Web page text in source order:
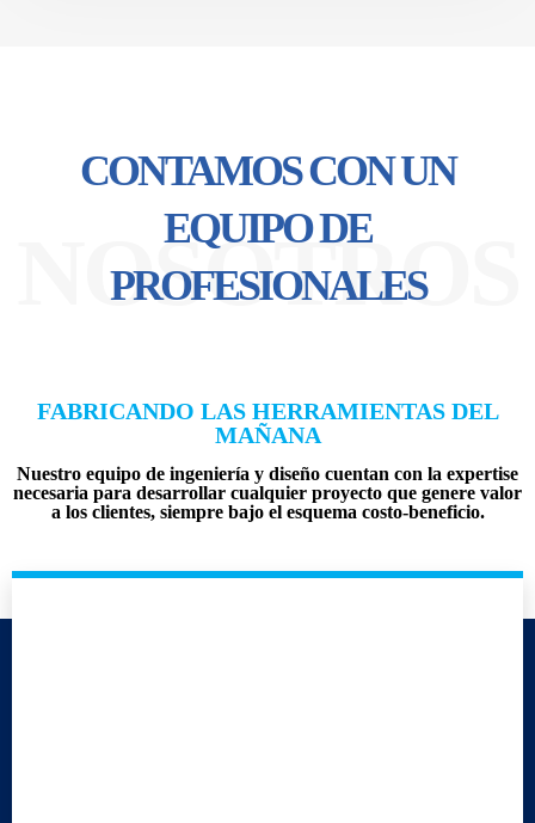
NOSOTROS
CONTAMOS CON UN
EQUIPO DE
PROFESIONALES
FABRICANDO LAS HERRAMIENTAS DEL
MAÑANA
Nuestro equipo de ingeniería y diseño cuentan con la expertise
necesaria para desarrollar cualquier proyecto que genere valor
a los clientes, siempre bajo el esquema costo-beneficio.